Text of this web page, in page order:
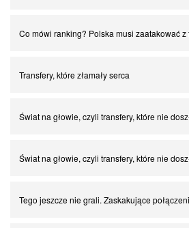
Co mówi ranking? Polska musi zaatakować
Transfery, które złamały serca
Świat na głowie, czyli transfery, które nie
Świat na głowie, czyli transfery, które nie
Tego jeszcze nie grali. Zaskakujące